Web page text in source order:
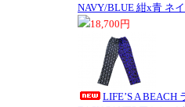
NAVY/BLUE 紺x青 ネ
18,700円
LIFE’S A BEACH